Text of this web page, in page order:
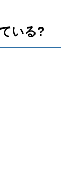
いる?